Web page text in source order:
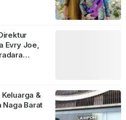
Evry Joe,
&
Barat